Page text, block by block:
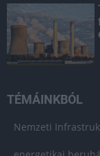
TÉMÁINKBÓL
Nemzeti